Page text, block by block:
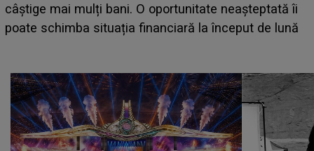
îi
care deschid festivalul și de la ce ore au loc cele
așteptate concerte pe scena principală?